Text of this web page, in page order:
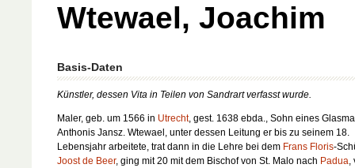
Wtewael, Joachim
Basis-Daten
Künstler, dessen Vita in Teilen von Sandrart verfasst wurde.
Maler, geb. um 1566 in Utrecht, gest. 1638 ebda., Sohn eines
Anthonis Jansz. Wtewael, unter dessen Leitung er bis zu seinem 18.
Lebensjahr arbeitete, trat dann in die Lehre bei dem Frans Floris-
Joost de Beer, ging mit 20 mit dem Bischof von St. Malo nach Padua,